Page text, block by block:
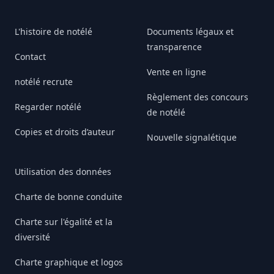
L'histoire de notélé
Contact
notélé recrute
Regarder notélé
Copies et droits d’auteur
Utilisation des données
Charte de bonne conduite
Charte sur l'égalité et la
diversité
Charte graphique et logos
Documents légaux et
transparence
Vente en ligne
Règlement des concours
de notélé
Nouvelle signalétique